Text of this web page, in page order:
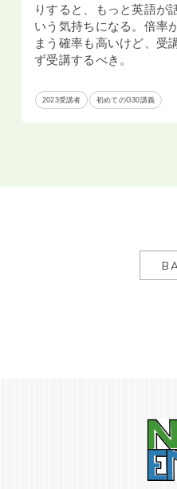
りすると、もっと英語が
いう気持ちになる。倍率
まう確率も高いけど、受
ず受講するべき。
2023受講者 初めてのG30講義